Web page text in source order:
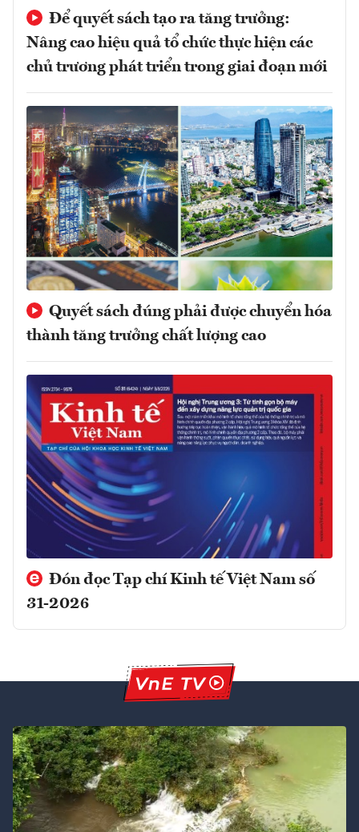
Để quyết sách tạo ra tăng trưởng:
Nâng cao hiệu quả tổ chức thực hiện các
chủ trương phát triển trong giai đoạn mới
Quyết sách đúng phải được chuyển hóa
thành tăng trưởng chất lượng cao
Đón đọc Tạp chí Kinh tế Việt Nam số
31-2026